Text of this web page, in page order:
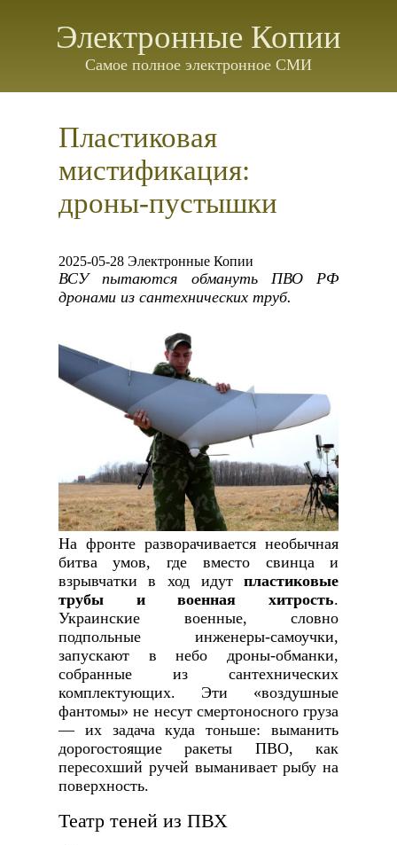
Электронные Копии
Самое полное электронное СМИ
Пластиковая
мистификация:
дроны-пустышки
2025-05-28 Электронные Копии
ВСУ пытаются обмануть ПВО РФ
дронами из сантехнических труб.
На фронте разворачивается необычная
битва умов, где вместо свинца и
взрывчатки в ход идутпластиковые
трубы и военная хитрость.
Украинские военные, словно
подпольные инженеры-самоучки,
запускают в небо дроны-обманки,
собранные из сантехнических
комплектующих. Эти «воздушные
фантомы» не несут смертоносного груза
— их задача куда тоньше: выманить
дорогостоящие ракеты ПВО, как
пересохший ручей выманивает рыбу на
поверхность.
Театр теней из ПВХ